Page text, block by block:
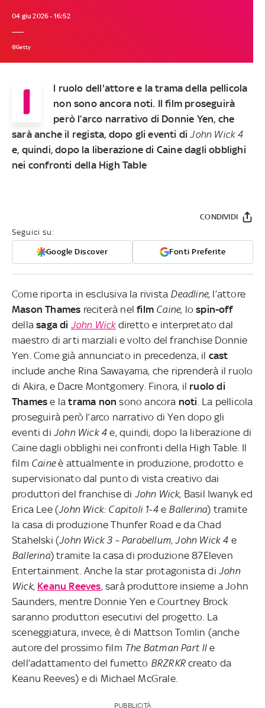
04 giu 2026 - 16:52
©Getty
I
l ruolo dell'attore e la trama della pellicola
non sono ancora noti. Il film proseguirà
però l’arco narrativo di Donnie Yen, che
sarà anche il regista, dopo gli eventi diJohn Wick 4
e, quindi, dopo la liberazione di Caine dagli obblighi
nei confronti della High Table
Seguici su:
Google Discover Fonti Preferite
CONDIVIDI
Come riporta in esclusiva la rivista Deadline, l’attore
Mason Thames reciterà nelfilm Caine, lospin-off
dellasaga di John Wickdiretto e interpretato dal
maestro di arti marziali e volto del franchise Donnie
Yen. Come già annunciato in precedenza, il cast
include anche Rina Sawayama, che riprenderà il ruolo
di Akira, e Dacre Montgomery. Finora, il ruolo di
Thames e latrama non sono ancora noti . La pellicola
proseguirà però l’arco narrativo di Yen dopo gli
eventi di John Wick 4 e, quindi, dopo la liberazione di
Caine dagli obblighi nei confronti della High Table. Il
film Caineè attualmente in produzione, prodotto e
supervisionato dal punto di vista creativo dai
produttori del franchise di John Wick, Basil Iwanyk ed
Erica Lee (John Wick: Capitoli 1-4e Ballerina) tramite
la casa di produzione Thunfer Road e da Chad
Stahelski (John Wick 3 – Parabellum,John Wick 4 e
Ballerina) tramite la casa di produzione 87Eleven
Entertainment. Anche la star protagonista diJohn
Wick, Keanu Reeves, sarà produttore insieme a John
Saunders, mentre Donnie Yen e Courtney Brock
saranno produttori esecutivi del progetto. La
sceneggiatura, invece, è di Mattson Tomlin (anche
autore del prossimo film The Batman Part IIe
dell’adattamento del fumetto BRZRKR creato da
Keanu Reeves) e di Michael McGrale.
PUBBLICITÀ